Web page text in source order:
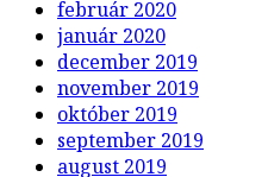
február 2020
január 2020
december 2019
november 2019
október 2019
september 2019
august 2019